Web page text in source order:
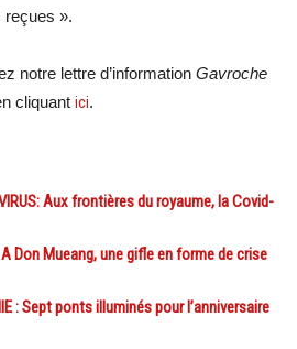
reçues ».
notre lettre d’information Gavroche
cliquant ici.
Aux frontières du royaume, la Covid-
A Don Mueang, une gifle en forme de crise
: Sept ponts illuminés pour l’anniversaire